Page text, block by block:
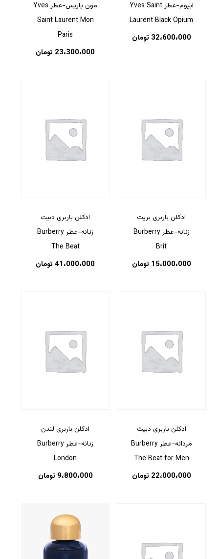
هیچ محصولی در سبد خرید نیست.
اپیوم-عطر Yves Saint
Laurent Black Opium
32،600،000 تومان
مون پاریس-عطر Yves
Saint Laurent Mon
Paris
23،300،000 تومان
ادکلن باربری بریت
زنانه-عطر Burberry
Brit
15،000،000 تومان
ادکلن باربری دبیت
زنانه-عطر Burberry
The Beat
41،000،000 تومان
ادکلن باربری دبیت
مردانه-عطر Burberry
The Beat for Men
22،000،000 تومان
ادکلن باربری لندن
زنانه-عطر Burberry
London
9،800،000 تومان